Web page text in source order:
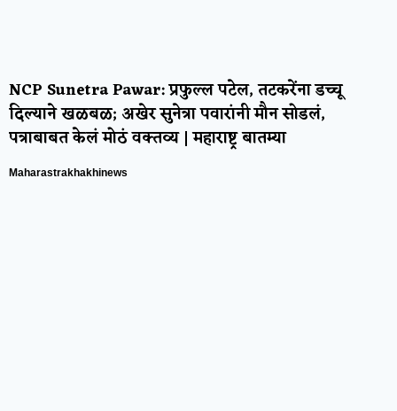
NCP Sunetra Pawar: प्रफुल्ल पटेल, तटकरेंना डच्चू
दिल्याने खळबळ; अखेर सुनेत्रा पवारांनी मौन सोडलं,
पत्राबाबत केलं मोठं वक्तव्य | महाराष्ट्र बातम्या
Maharastrakhakhinews